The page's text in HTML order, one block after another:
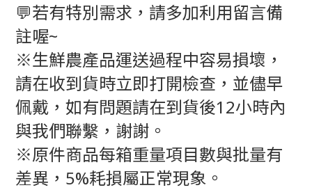
💬若有特別需求，請多加利用留言備
註喔~
※生鮮農產品運送過程中容易損壞，
請在收到貨時立即打開檢查，並儘早
佩戴，如有問題請在到貨後12小時內
與我們聯繫，謝謝。
※原件商品每箱重量項目數與批量有
差異，5%耗損屬正常現象。